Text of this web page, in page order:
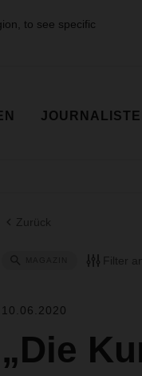
to see specific
Zurück
Filter
10.06.2020
„Die